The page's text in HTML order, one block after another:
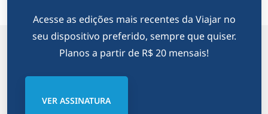
Acesse as edições mais recentes da Viajar no
seu dispositivo preferido, sempre que quiser.
Planos a partir de R$ 20 mensais!
VER ASSINATURA